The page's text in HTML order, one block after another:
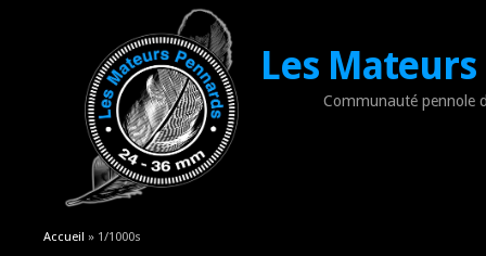
Les
Communauté pennole
Vous êtes ici
Accueil » 1/1000s